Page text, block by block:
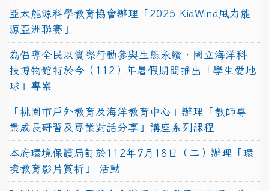
亞太能源科學教育協會辦理「2025 KidWind風力能
源亞洲聯賽」
為倡導全民以實際行動參與生態永續，國立海洋科
技博物館特於今（112）年暑假期間推出「學生愛地
球」專案
「桃園市戶外教育及海洋教育中心」辦理「教師專
業成長研習及專業對話分享」講座系列課程
本府環境保護局訂於112年7月18日（二）辦理「環
境教育影片賞析」 活動